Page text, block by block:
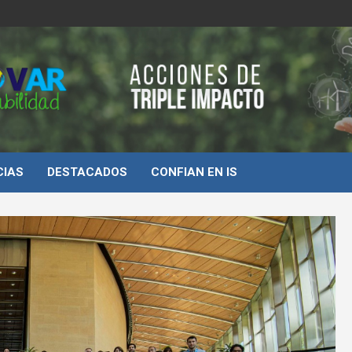
DESTACADOS CONFIAN EN IS